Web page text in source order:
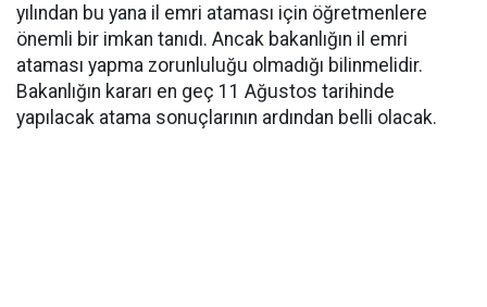
yılından bu yana il emri ataması için öğretmenlere
önemli bir imkan tanıdı. Ancak bakanlığın il emri
ataması yapma zorunluluğu olmadığı bilinmelidir.
Bakanlığın kararı en geç 11 Ağustos tarihinde
yapılacak atama sonuçlarının ardından belli olacak.